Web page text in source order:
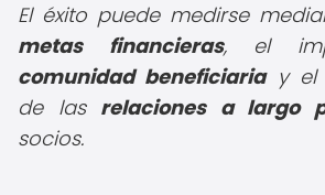
El éxito puede medirse
metas financieras, el
comunidad beneficiariay el
de las relaciones a largo
socios.